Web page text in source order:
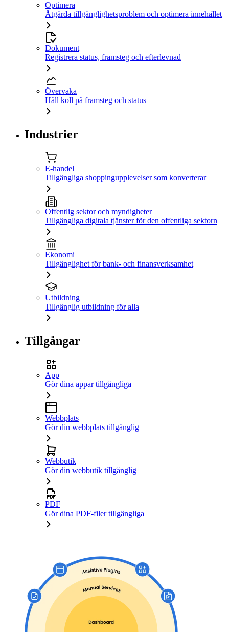
Optimera
Åtgärda tillgänglighetsproblem och optimera innehållet
Dokument
Registrera status, framsteg och efterlevnad
Övervaka
Håll koll på framsteg och status
Industrier
E-handel
Tillgängliga shoppingupplevelser som konverterar
Offentlig sektor och myndigheter
Tillgängliga digitala tjänster för den offentliga sektorn
Ekonomi
Tillgänglighet för bank- och finansverksamhet
Utbildning
Tillgänglig utbildning för alla
Tillgångar
App
Gör dina appar tillgängliga
Webbplats
Gör din webbplats tillgänglig
Webbutik
Gör din webbutik tillgänglig
PDF
Gör dina PDF-filer tillgängliga